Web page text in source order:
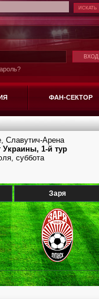
ФАН-СЕКТОР
Славутич-Арена
Украины, 1-й тур
суббота
Заря